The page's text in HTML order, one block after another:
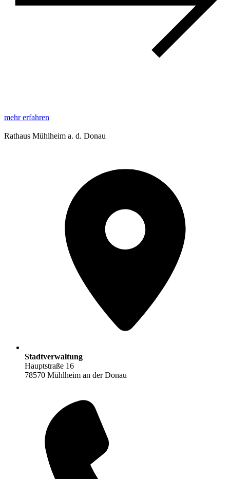
mehr erfahren
Rathaus Mühlheim a. d. Donau
Stadtverwaltung
Hauptstraße 16
78570 Mühlheim an der Donau